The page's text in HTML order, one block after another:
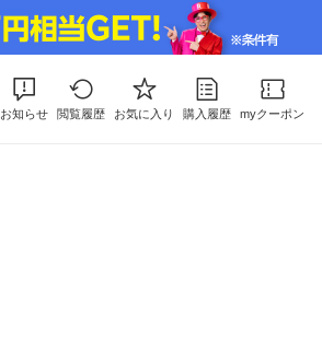
お知らせ 閲覧履歴 お気に入り 購入履歴 myクーポン